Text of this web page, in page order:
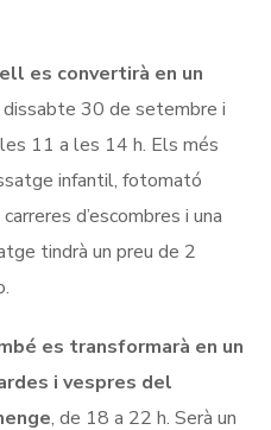
es convertirà en un
dissabte 30 de setembre i
11 a les 14 h. Els més
infantil, fotomató
d’escombres i una
tindrà un preu de 2
es transformarà en un
i vespres del
, de 18 a 22 h. Serà un